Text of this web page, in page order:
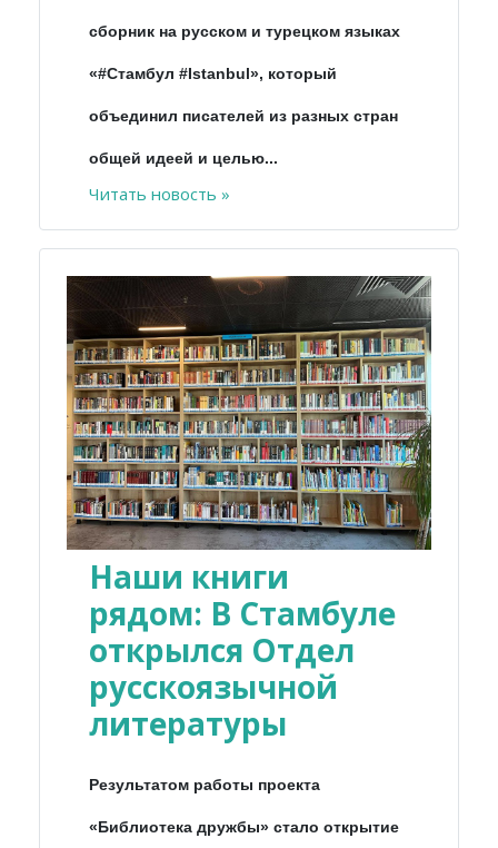
сборник на русском и турецком языках
«#Стамбул #Istanbul», который
объединил писателей из разных стран
общей идеей и целью...
Читать новость »
Наши книги
рядом: В Стамбуле
открылся Отдел
русскоязычной
литературы
Результатом работы проекта
«Библиотека дружбы» стало открытие